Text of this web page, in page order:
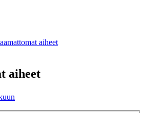
aiheet
aiheet